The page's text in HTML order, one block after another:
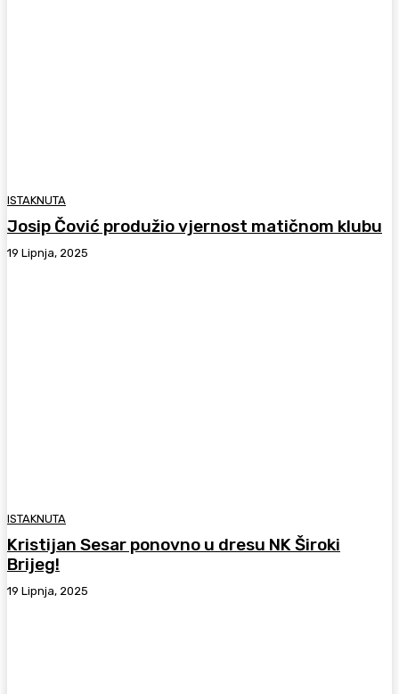
ISTAKNUTA
Josip Čović produžio vjernost matičnom klubu
19 Lipnja, 2025
ISTAKNUTA
Kristijan Sesar ponovno u dresu NK Široki
Brijeg!
19 Lipnja, 2025